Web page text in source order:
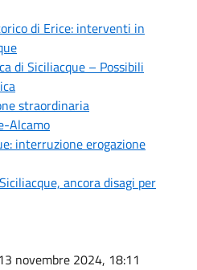
di Erice: interventi in
di Siciliacque – Possibili
straordinaria
Alcamo
interruzione erogazione
ancora disagi per
novembre 2024, 18:11